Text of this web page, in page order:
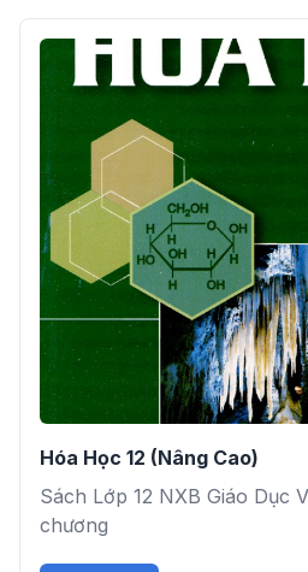
Hóa Học 12 (Nâng Cao)
Sách Lớp 12 NXB Giáo Dục
chương